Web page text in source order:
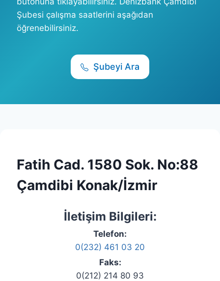
Şubesi çalışma saatlerini aşağıdan
öğrenebilirsiniz.
Şubeyi Ara
Fatih Cad. 1580 Sok. No:88
Çamdibi Konak/İzmir
İletişim Bilgileri:
Telefon:
0(232) 461 03 20
Faks:
0(212) 214 80 93